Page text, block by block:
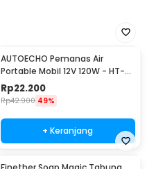
AUTOECHO Pemanas Air
Portable Mobil 12V 120W - HT-
2090
Rp22.200
Rp42.900 49%
+ Keranjang